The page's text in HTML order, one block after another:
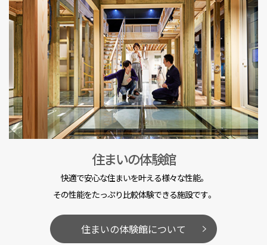
住まいの体験館
快適で安心な住まいを叶える様々な性能。
その性能をたっぷり比較体験できる施設です。
住まいの体験館について